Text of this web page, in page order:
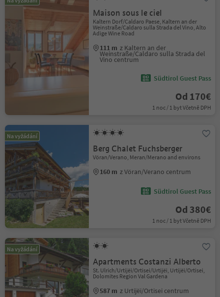
Maison sous le ciel
Kaltern Dorf/Caldaro Paese, Kaltern an der
Weinstraße/Caldaro sulla Strada del Vino, Alto
Adige Wine Road
111 m z Kaltern an der
Weinstraße/Caldaro sulla Strada del
Vino centrum
Südtirol Guest Pass
Od 170€
1 noc / 1 byt Včetně DPH
Na vyžádání
Berg Chalet Fuchsberger
Vöran/Verano, Meran/Merano and environs
160 m z Vöran/Verano centrum
Südtirol Guest Pass
Od 380€
1 noc / 1 byt Včetně DPH
Na vyžádání
Apartments Costanzi Alberto
St. Ulrich/Urtijëi/Ortisei/Urtijëi, Urtijëi/Ortisei,
Dolomites Region Val Gardena
587 m z Urtijëi/Ortisei centrum